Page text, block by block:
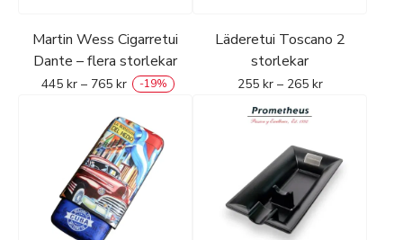
Martin Wess Cigarretui
Dante – flera storlekar
445 kr – 765 kr -19%
Läderetui Toscano 2
storlekar
255 kr – 265 kr